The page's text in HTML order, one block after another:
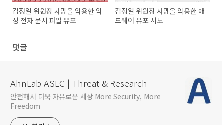
김정일 위원장 사망을 악용한 악
성 전자 문서 파일 유포
김정일 위원장 사망을 악용한 애
드웨어 유포 시도
댓글
AhnLab ASEC | Threat & Research
안전해서 더욱 자유로운 세상 More Security, More
Freedom